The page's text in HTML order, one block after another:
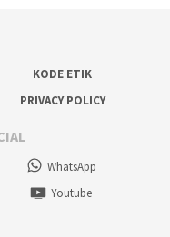
KODE ETIK
PRIVACY POLICY
WhatsApp
Youtube